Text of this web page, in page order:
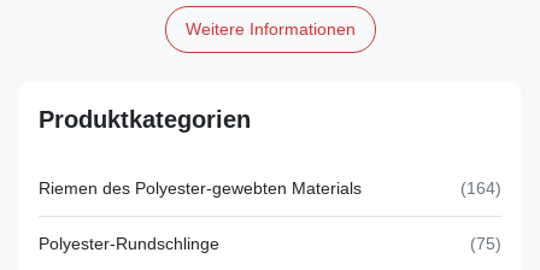
Weitere Informationen
Produktkategorien
Riemen des Polyester-gewebten Materials (164)
Polyester-Rundschlinge (75)